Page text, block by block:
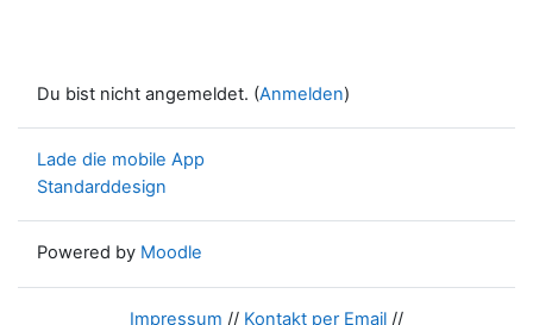
Du bist nicht angemeldet. (Anmelden)
Lade die mobile App
Standarddesign
Powered by Moodle
Impressum // Kontakt per Email //